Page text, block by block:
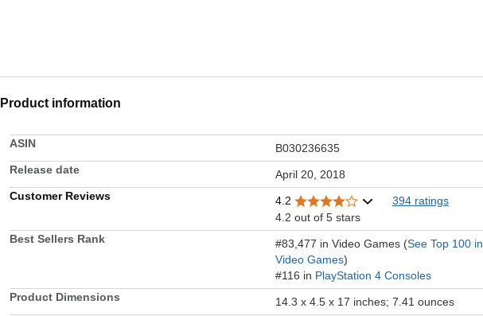
Product information
ASIN
B030236635
Release date
April 20, 2018
Customer Reviews
4.2
394 ratings
4.2 out of 5 stars
Best Sellers Rank
#83,477 in Video Games (See Top 100 in
Video Games)
#116 in PlayStation 4 Consoles
Product Dimensions
14.3 x 4.5 x 17 inches; 7.41 ounces